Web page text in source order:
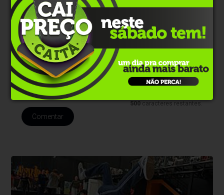
* O conteúdo de cada comentário é de responsabilidade de quem
realizá-lo. Nos reservamos ao direito de reprovar ou eliminar
comentários em desacordo com o propósito do site ou que
contenham palavras ofensivas.
500 caracteres restantes.
Comentar